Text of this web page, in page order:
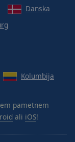
Danska
Kolumbija
pametnem
ali iOS!